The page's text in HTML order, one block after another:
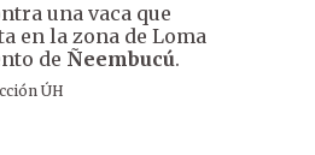
una vaca que
en la zona de Loma
de Ñeembucú.
ÚH